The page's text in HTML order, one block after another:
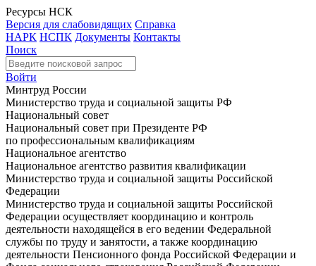
Ресурсы НСК
Версия для слабовидящих Справка
НАРК НСПК Документы Контакты
Поиск
Войти
Минтруд России
Министерство труда и социальной защиты РФ
Национальный совет
Национальный совет при Президенте РФ
по профессиональным квалификациям
Национальное агентство
Национальное агентство развития квалификации
Министерство труда и социальной защиты Российской
Федерации
Министерство труда и социальной защиты Российской
Федерации осуществляет координацию и контроль
деятельности находящейся в его ведении Федеральной
службы по труду и занятости, а также координацию
деятельности Пенсионного фонда Российской Федерации и